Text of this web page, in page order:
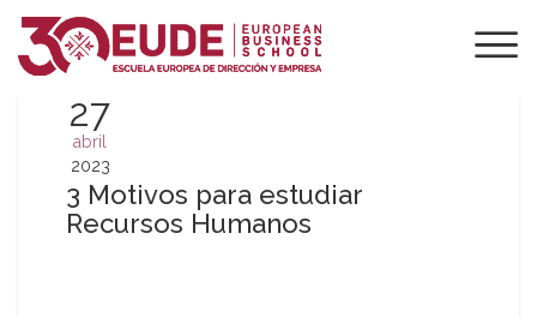
27
abril
2023
3 Motivos para estudiar
Recursos Humanos